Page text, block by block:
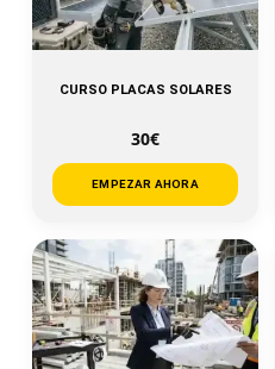
CURSO PLACAS SOLARES
30€
EMPEZAR AHORA